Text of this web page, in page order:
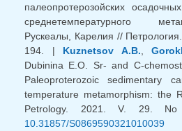
палеопротерозойских
среднетемпературного
Рускеалы, Карелия //
194. | Kuznetsov A.B. ,
Dubinina E.O. Sr- and C-
Paleoproterozoic sedimentary
temperature metamorphism: the
Petrology. 2021. V. 29.
10.31857/